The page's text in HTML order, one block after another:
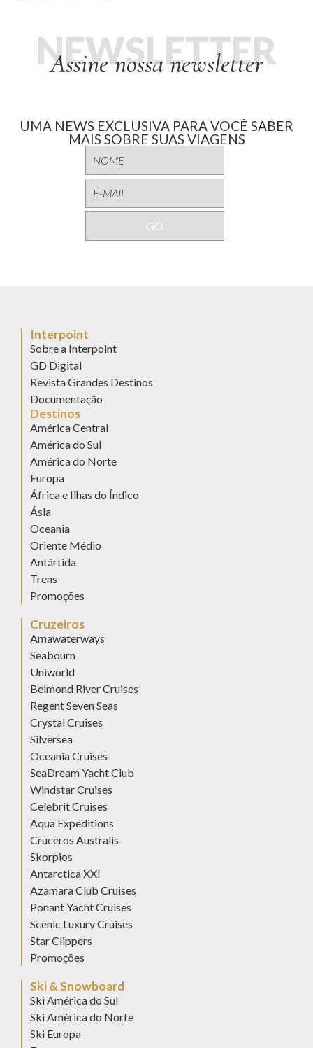
Assine nossa newsletter
NEWSLETTER
UMA NEWS EXCLUSIVA PARA VOCÊ SABER
MAIS SOBRE SUAS VIAGENS
Interpoint
Sobre a Interpoint
GD Digital
Revista Grandes Destinos
Documentação
Destinos
América Central
América do Sul
América do Norte
Europa
África e Ilhas do Índico
Ásia
Oceania
Oriente Médio
Antártida
Trens
Promoções
Cruzeiros
Amawaterways
Seabourn
Uniworld
Belmond River Cruises
Regent Seven Seas
Crystal Cruises
Silversea
Oceania Cruises
SeaDream Yacht Club
Windstar Cruises
Celebrit Cruises
Aqua Expeditions
Cruceros Australis
Skorpios
Antarctica XXI
Azamara Club Cruises
Ponant Yacht Cruises
Scenic Luxury Cruises
Star Clippers
Promoções
Ski & Snowboard
Ski América do Sul
Ski América do Norte
Ski Europa